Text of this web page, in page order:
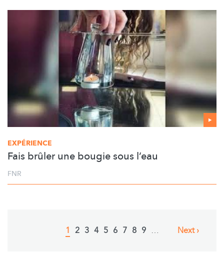
EXPÉRIENCE
Fais brûler une bougie sous l’eau
FNR
Current
1 Page
2 Page
3 Page
4 Page
5 Page
6 Page
7 Page
8 Page
9 …
Next
Next ›